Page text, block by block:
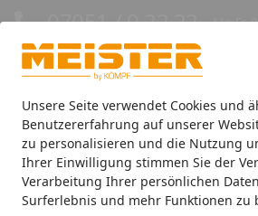
Unsere Seite verwendet Cookies und
Benutzererfahrung auf unserer
zu personalisieren und die Nutzung
Ihrer Einwilligung stimmen Sie der
Verarbeitung Ihrer persönlichen
Surferlebnis und mehr Funktionen zu
Eigene Montage-Teams
07051 / 9 22 22 Mo-Fr.
Böden Paneele Leisten Zubehör
HANDMUSTER MeisterWerke